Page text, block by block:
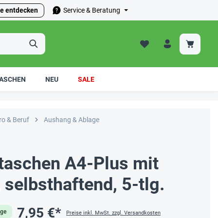
entdecken Service & Beratung
NEU SALE
& Beruf Aushang & Ablage
A4-Plus mit
selbsthaftend, 5-tlg.
7,95 €* Preise inkl. MwSt. zzgl. Versandkosten